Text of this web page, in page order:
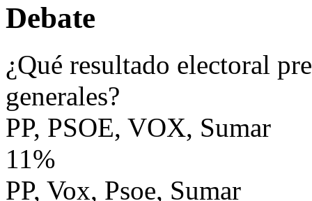
Debate
¿Qué resultado electoral
generales?
PP, PSOE, VOX, Sumar
11%
PP, Vox, Psoe, Sumar